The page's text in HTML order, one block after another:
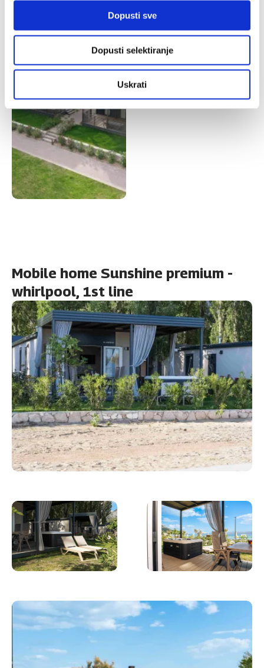
Dopusti sve
Dopusti selektiranje
Uskrati
Mobile home Sunshine premium -
whirlpool, 1st line